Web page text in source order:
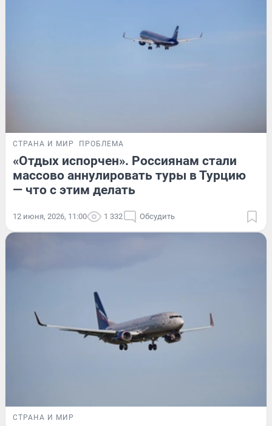
СТРАНА И МИР ПРОБЛЕМА
«Отдых испорчен». Россиянам стали
массово аннулировать туры в Турцию
— что с этим делать
12 июня, 2026, 11:00 1 332 Обсудить
СТРАНА И МИР